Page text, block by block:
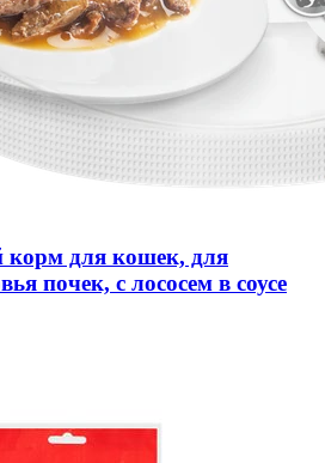
для кошек, для
почек, с лососем в соусе